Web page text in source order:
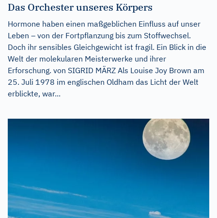
Das Orchester unseres Körpers
Hormone haben einen maßgeblichen Einfluss auf unser
Leben – von der Fortpflanzung bis zum Stoffwechsel.
Doch ihr sensibles Gleichgewicht ist fragil. Ein Blick in die
Welt der molekularen Meisterwerke und ihrer
Erforschung. von SIGRID MÄRZ Als Louise Joy Brown am
25. Juli 1978 im englischen Oldham das Licht der Welt
erblickte, war...